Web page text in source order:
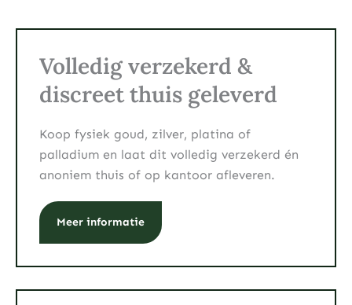
Volledig verzekerd &
discreet thuis geleverd
Koop fysiek goud, zilver, platina of
palladium en laat dit volledig verzekerd én
anoniem thuis of op kantoor afleveren.
Meer informatie